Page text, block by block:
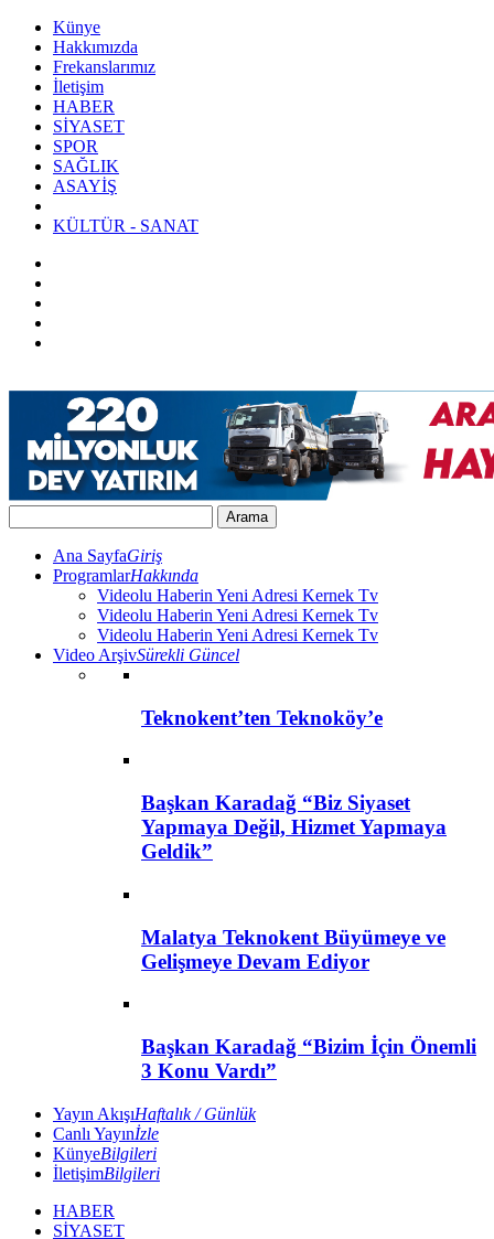
Künye
Hakkımızda
Frekanslarımız
İletişim
HABER
SİYASET
SPOR
SAĞLIK
ASAYİŞ
KÜLTÜR - SANAT
Ana SayfaGiriş
ProgramlarHakkında
Videolu Haberin Yeni Adresi Kernek Tv
Videolu Haberin Yeni Adresi Kernek Tv
Videolu Haberin Yeni Adresi Kernek Tv
Video ArşivSürekli Güncel
Teknokent’ten Teknoköy’e
Başkan Karadağ “Biz Siyaset
Yapmaya Değil, Hizmet Yapmaya
Geldik”
Malatya Teknokent Büyümeye ve
Gelişmeye Devam Ediyor
Başkan Karadağ “Bizim İçin Önemli
3 Konu Vardı”
Yayın AkışıHaftalık / Günlük
Canlı Yayınİzle
KünyeBilgileri
İletişimBilgileri
HABER
SİYASET